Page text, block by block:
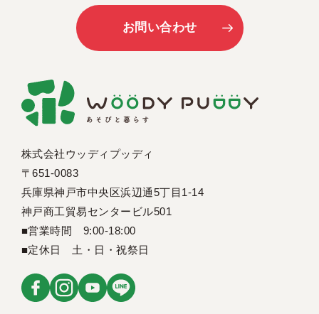
株式会社ウッディプッディ
〒651-0083
兵庫県神戸市中央区浜辺通5丁目1-14
神戸商工貿易センタービル501
■営業時間 9:00-18:00
■定休日 土・日・祝祭日
お問い合わせ